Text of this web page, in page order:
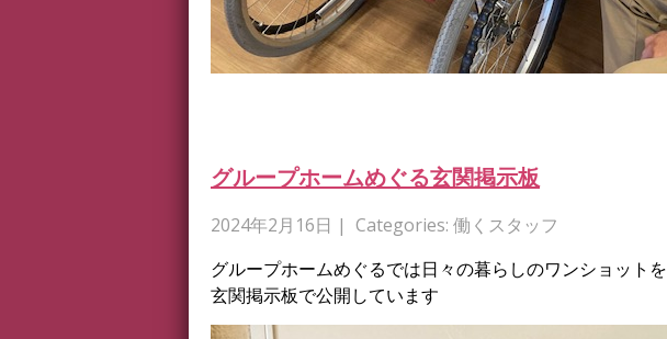
グループホームめぐる玄関掲示板
2024年2月16日 | Categories: 働くスタッフ
グループホームめぐるでは日々の暮らしのワンショットを
玄関掲示板で公開しています